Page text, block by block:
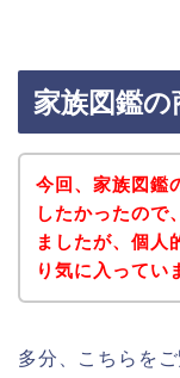
家族図鑑
今回、家族図鑑
したかったので
ましたが、個人
り気に入ってい
多分、こちらを